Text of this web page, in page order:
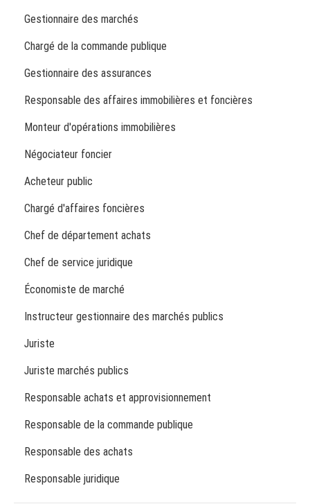
Gestionnaire des marchés
Chargé de la commande publique
Gestionnaire des assurances
Responsable des affaires immobilières et foncières
Monteur d'opérations immobilières
Négociateur foncier
Acheteur public
Chargé d'affaires foncières
Chef de département achats
Chef de service juridique
Économiste de marché
Instructeur gestionnaire des marchés publics
Juriste
Juriste marchés publics
Responsable achats et approvisionnement
Responsable de la commande publique
Responsable des achats
Responsable juridique